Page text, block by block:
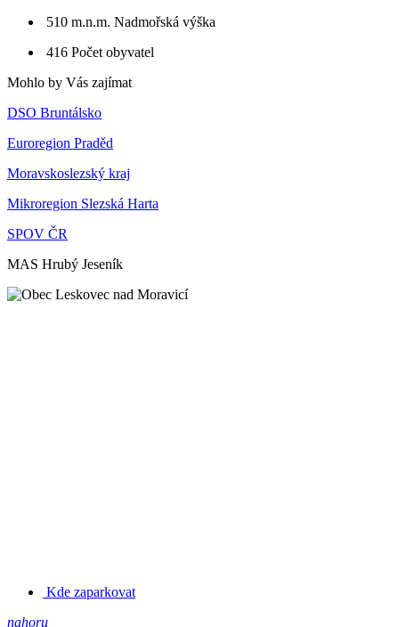
510 m.n.m. Nadmořská výška
416 Počet obyvatel
Mohlo by Vás zajímat
DSO Bruntálsko
Euroregion Praděd
Moravskoslezský kraj
Mikroregion Slezská Harta
SPOV ČR
MAS Hrubý Jeseník
Kde zaparkovat
nahoru